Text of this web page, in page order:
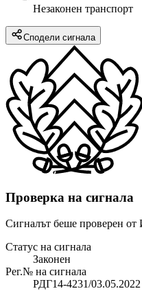
Незаконен транспорт
Сподели сигнала
Проверка на сигнала
Сигналът беше проверен от
Статус на сигнала
Законен
Рег.№ на сигнала
РДГ14-4231/